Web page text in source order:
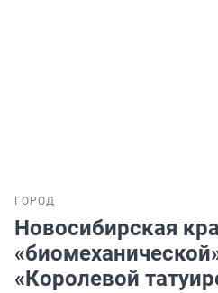
ГОРОД
Новосибирская
«Королевой